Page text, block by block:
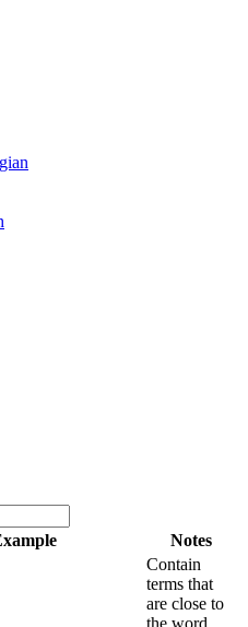
Notes
Contain
terms that
are close to
the word